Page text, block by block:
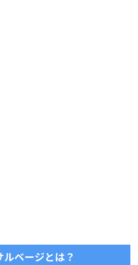
ルベージとは？